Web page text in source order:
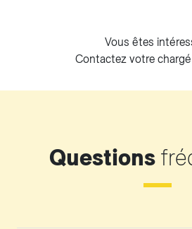
Vous êtes
Contactez votre
Questions